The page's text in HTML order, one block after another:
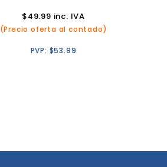
$49.99 inc. IVA
(Precio oferta al contado)
PVP: $53.99